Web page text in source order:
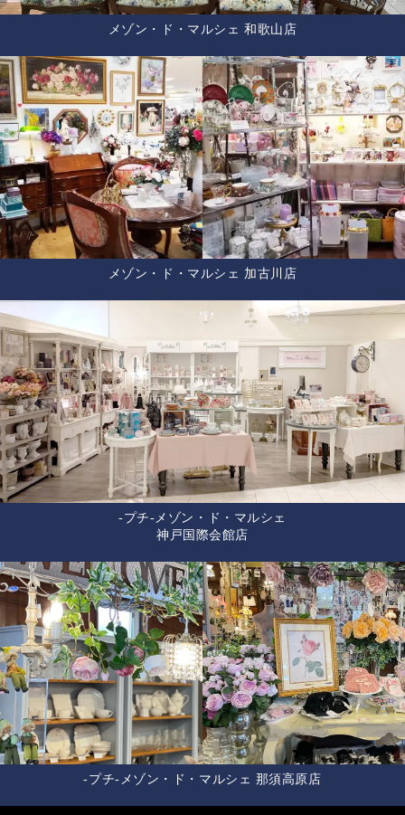
メゾン・ド・マルシェ 和歌山店
メゾン・ド・マルシェ 加古川店
-プチ-メゾン・ド・マルシェ
神戸国際会館店
-プチ-メゾン・ド・マルシェ 那須高原店